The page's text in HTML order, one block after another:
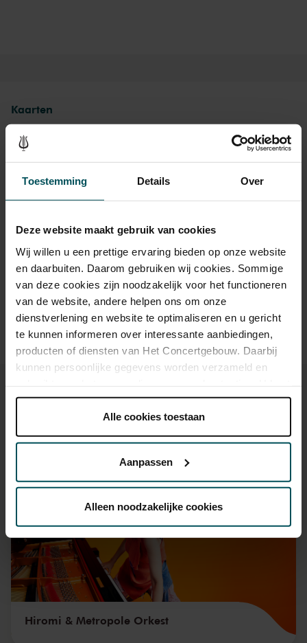
Toestemming Details Over
Deze website maakt gebruik van cookies
Wij willen u een prettige ervaring bieden op onze website
en daarbuiten. Daarom gebruiken wij cookies. Sommige
van deze cookies zijn noodzakelijk voor het functioneren
van de website, andere helpen ons om onze
dienstverlening en website te optimaliseren en u gericht
te kunnen informeren over interessante aanbiedingen,
producten of diensten van Het Concertgebouw. Daarbij
kunnen persoonlijke gegevens worden verzameld en
onder 'aanpassen' zelf welke cookies wij mogen
Lees onze cookieverklaring hier. Lees onze
Via decookieverklaringop onze website kunt u uw
We werken samen met
kunnen ontvangen en verwerken.
Alle cookies toestaan
Aanpassen
Alleen noodzakelijke cookies
snaarinstrumenten. Hun geluid ontstaat vanuit de snaren, net als
bij onze stembanden. Dit geluid wordt versterkt door de grote
klankkast, net als bij ons lichaam. Het vreemde nichtje van de
en merkwaardige akkoorden.
Kaarten
Drankjes zijn bij de prijs inbegrepen. Ben je jonger dan 30
online bestelflow beschikbaar.Meer informatie over
sprintkaarten
Prijzen zijn exclusief transactiekosten: € 5 per bestelling. Wilt
u rolstoelplaatsen bestellen? Mail naar
kassa@concertgebouw.nl of bel de Concertgebouwlijn op
020 – 671 83 45.
Ook iets voor u?
Hiromi & Metropole Orkest